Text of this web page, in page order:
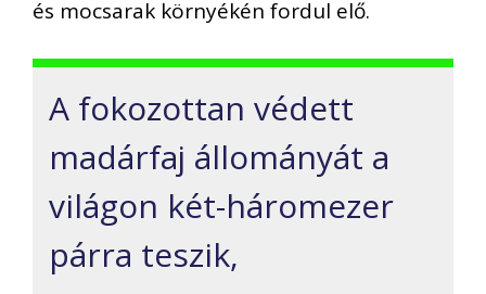
és mocsarak környékén fordul elő.
A fokozottan védett
madárfaj állományát a
világon két-háromezer
párra teszik,